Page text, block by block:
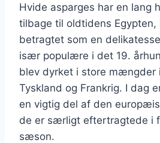
Hvide asparges har en lang
tilbage til oldtidens Egypten,
betragtet som en
især populære i det 19.
blev dyrket i store mængder
Tyskland og Frankrig. I dag
en vigtig del af den
de er særligt eftertragtede i
sæson.